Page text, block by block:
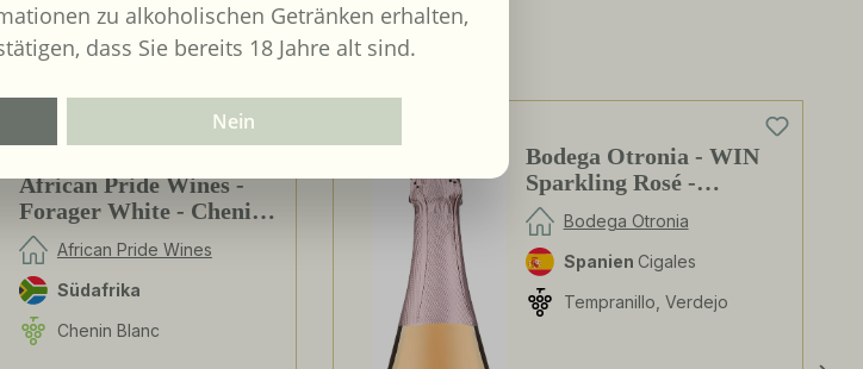
African Pride Wines -
Forager White - Chenin
Blanc / Grenache Blanc
African Pride Wines
Südafrika
Chenin Blanc
Bodega Otronia - WIN
Sparkling Rosé -
alkoholfrei
Bodega Otronia
Spanien Cigales
Tempranillo, Verdejo
zu alkoholischen Getränken erhalten,
dass Sie bereits 18 Jahre alt sind.
Nein